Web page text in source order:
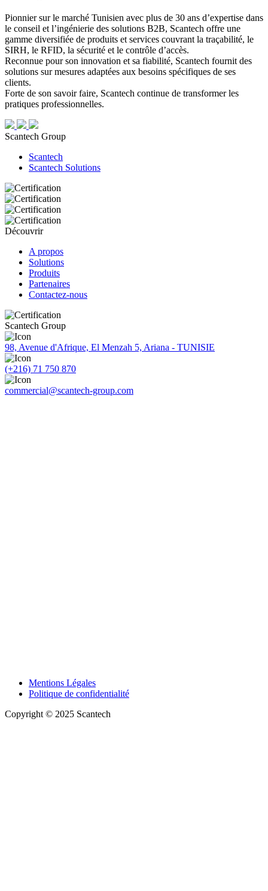
Pionnier sur le marché Tunisien avec plus de 30 ans d’expertise dans
le conseil et l’ingénierie des solutions B2B, Scantech offre une
gamme diversifiée de produits et services couvrant la traçabilité, le
SIRH, le RFID, la sécurité et le contrôle d’accès.
Reconnue pour son innovation et sa fiabilité, Scantech fournit des
solutions sur mesures adaptées aux besoins spécifiques de ses
clients.
Forte de son savoir faire, Scantech continue de transformer les
pratiques professionnelles.
Scantech Group
Scantech
Scantech Solutions
Découvrir
A propos
Solutions
Produits
Partenaires
Contactez-nous
Scantech Group
98, Avenue d'Afrique, El Menzah 5, Ariana - TUNISIE
(+216) 71 750 870
commercial@scantech-group.com
Mentions Légales
Politique de confidentialité
Copyright © 2025 Scantech